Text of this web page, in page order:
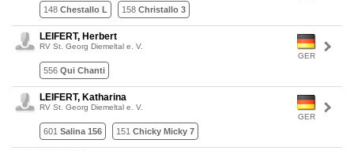
148 Chestallo L 158 Christallo 3
GER
LEIFERT, Herbert
RV St. Georg Diemeltal e. V.
556 Qui Chanti
GER
LEIFERT, Katharina
RV St. Georg Diemeltal e. V.
601 Salina 156 151 Chicky Micky 7